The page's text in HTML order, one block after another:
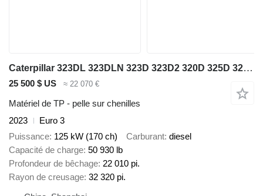
Caterpillar 323DL 323DLN 323D 323D2 320D 325D 320C 325C 320B
25 500 $ US ≈ 22 070 €
Matériel de TP - pelle sur chenilles
2023
Euro 3
Puissance 125 kW (170 ch) Carburant diesel
Capacité de charge 50 930 lb
Profondeur de bêchage 22 010 pi.
Rayon de creusage 32 320 pi.